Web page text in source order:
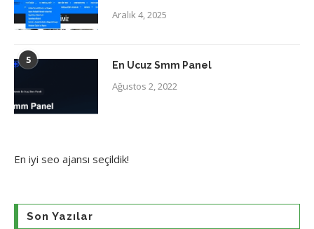
Aralık 4, 2025
5 En Ucuz Smm Panel
Ağustos 2, 2022
En iyi seo ajansı seçildik!
Son Yazılar